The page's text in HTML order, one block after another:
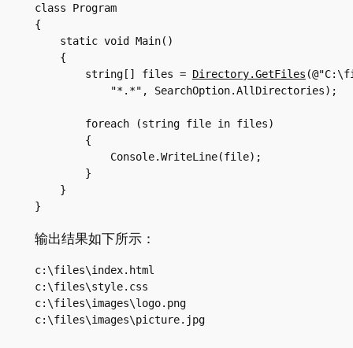
class Program
{
    static void Main()
    {
	string[] files =
Directory.GetFiles
    }
}
输出结果如下所示：
c:\files\index.html
c:\files\style.css
c:\files\images\logo.png
c:\files\images\picture.jpg